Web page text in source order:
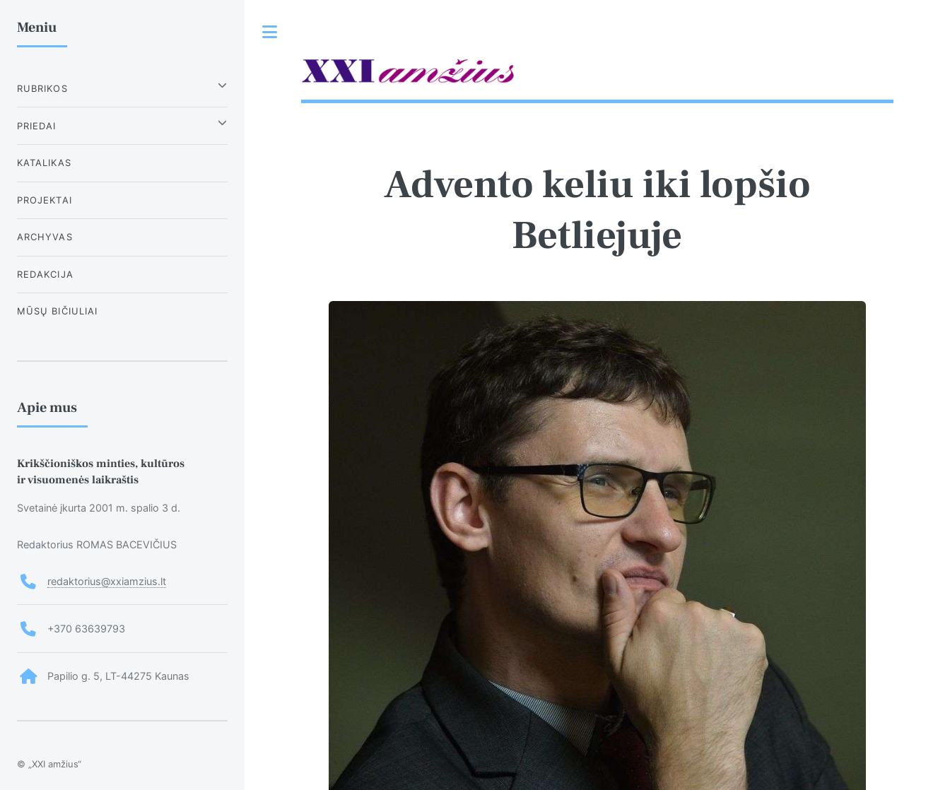
Advento keliu iki lopšio
Betliejuje
Meniu
RUBRIKOS
PRIEDAI
KATALIKAS
PROJEKTAI
ARCHYVAS
REDAKCIJA
MŪSŲ BIČIULIAI
Apie mus
Krikščioniškos minties, kultūros
ir visuomenės laikraštis
Svetainė įkurta 2001 m. spalio 3 d.
Redaktorius ROMAS BACEVIČIUS
redaktorius@xxiamzius.lt
+370 63639793
Papilio g. 5, LT-44275 Kaunas
© „XXI amžius“